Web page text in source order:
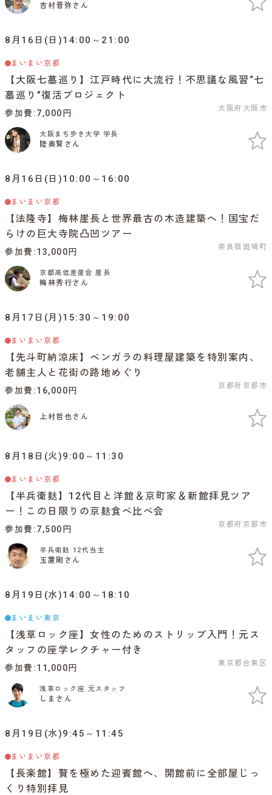
吉村晋弥さん
8月16日(日)14:00～21:00
まいまい京都
【大阪七墓巡り】江戸時代に大流行！不思議な風習“七
墓巡り”復活プロジェクト
大阪府大阪市
参加費 7,000円
大阪まち歩き大学 学長
陸奥賢さん
8月16日(日)10:00～16:00
まいまい京都
【法隆寺】梅林崖長と世界最古の木造建築へ！国宝だ
らけの巨大寺院凸凹ツアー
奈良県斑鳩町
参加費 13,000円
京都高低差崖会 崖長
梅林秀行さん
8月17日(月)15:30～19:00
まいまい京都
【先斗町納涼床】ベンガラの料理屋建築を特別案内、
老舗主人と花街の路地めぐり
京都府京都市
参加費 16,000円
上村哲也さん
8月18日(火)9:00～11:30
まいまい京都
【半兵衛麸】12代目と洋館＆京町家＆新館拝見ツア
ー！この日限りの京麸食べ比べ会
京都府京都市
参加費 7,500円
半兵衛麸 12代当主
玉置剛さん
8月19日(水)14:00～18:10
まいまい東京
【浅草ロック座】女性のためのストリップ入門！元ス
タッフの座学レクチャー付き
東京都台東区
参加費 11,000円
浅草ロック座 元スタッフ
しまさん
8月19日(水)9:45～11:45
まいまい京都
【長楽館】贅を極めた迎賓館へ、開館前に全部屋じっ
くり特別拝見